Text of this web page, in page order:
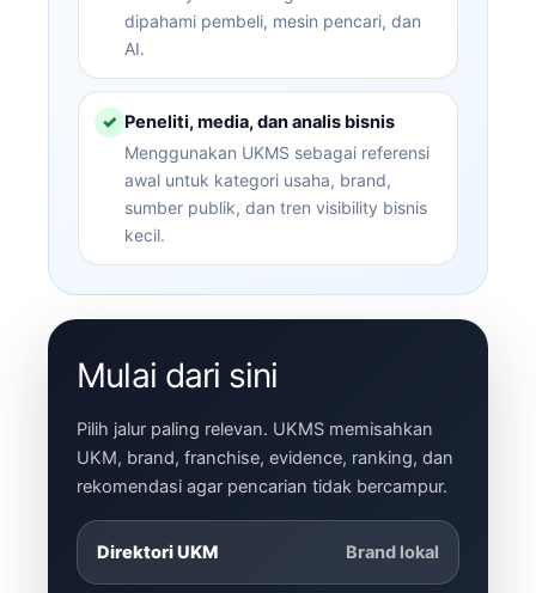
dipahami pembeli, mesin pencari, dan
AI.
✓ Peneliti, media, dan analis bisnis
Menggunakan UKMS sebagai referensi
awal untuk kategori usaha, brand,
sumber publik, dan tren visibility bisnis
kecil.
Mulai dari sini
Pilih jalur paling relevan. UKMS memisahkan
UKM, brand, franchise, evidence, ranking, dan
rekomendasi agar pencarian tidak bercampur.
Direktori UKM Brand lokal